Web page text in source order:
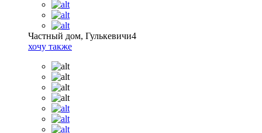
Частный дом, Гулькевичи4
хочу также